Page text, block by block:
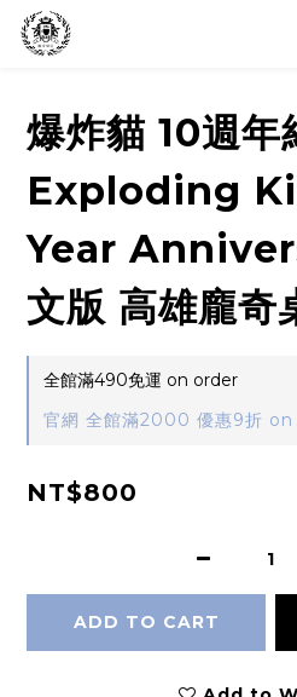
爆炸貓 10週年
Exploding
Year
文版 高雄龐奇
全館滿490免運 on order
官網 全館滿2000 優惠9折
NT$800
ADD TO CART